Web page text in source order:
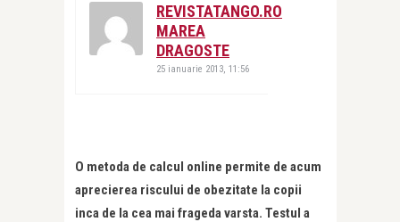
REVISTATANGO.RO
MAREA
DRAGOSTE
25 ianuarie 2013, 11:56
O metoda de calcul online permite de acum
aprecierea riscului de obezitate la copii
inca de la cea mai frageda varsta. Testul a